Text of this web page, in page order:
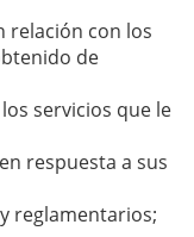
relación con los
de
servicios que le
respuesta a sus
reglamentarios;